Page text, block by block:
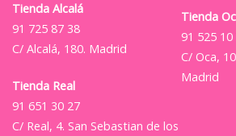
Tienda Alcalá
91 725 87 38
C/ Alcalá, 180. Madrid
Tienda Real
91 651 30 27
C/ Real, 4. San Sebastian de los
Tienda
91 525 10
C/ Oca,
Madrid